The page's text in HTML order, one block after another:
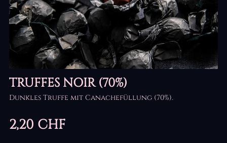
TRUFFES NOIR (70%)
Dunkles Truffe mit Canachefüllung (70%).
2,20 CHF